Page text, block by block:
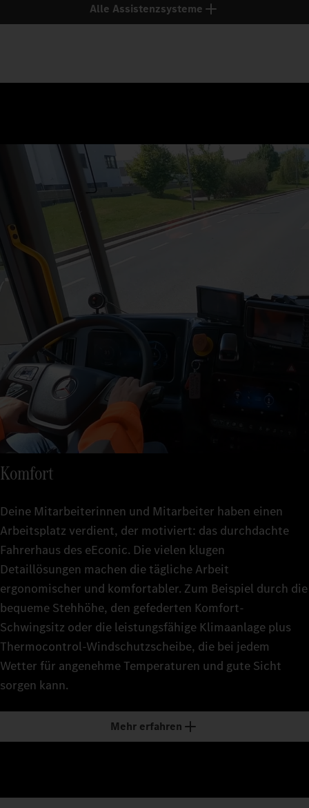
Alle Assistenzsysteme
Komfort
Deine Mitarbeiterinnen und Mitarbeiter haben einen
Arbeitsplatz verdient, der motiviert: das durchdachte
Fahrerhaus des eEconic. Die vielen klugen
Detaillösungen machen die tägliche Arbeit
ergonomischer und komfortabler. Zum Beispiel durch die
bequeme Stehhöhe, den gefederten Komfort-
Schwingsitz oder die leistungsfähige Klimaanlage plus
Thermocontrol-Windschutzscheibe, die bei jedem
Wetter für angenehme Temperaturen und gute Sicht
sorgen kann.
Mehr erfahren